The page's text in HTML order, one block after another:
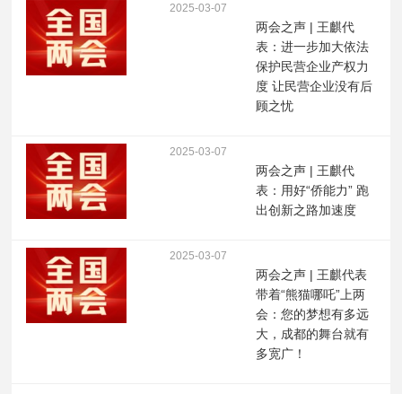
2025-03-07
两会之声 | 王麒代
表：进一步加大依法
保护民营企业产权力
度 让民营企业没有后
顾之忧
2025-03-07
两会之声 | 王麒代
表：用好“侨能力” 跑
出创新之路加速度
2025-03-07
两会之声 | 王麒代表
带着“熊猫哪吒”上两
会：您的梦想有多远
大，成都的舞台就有
多宽广！